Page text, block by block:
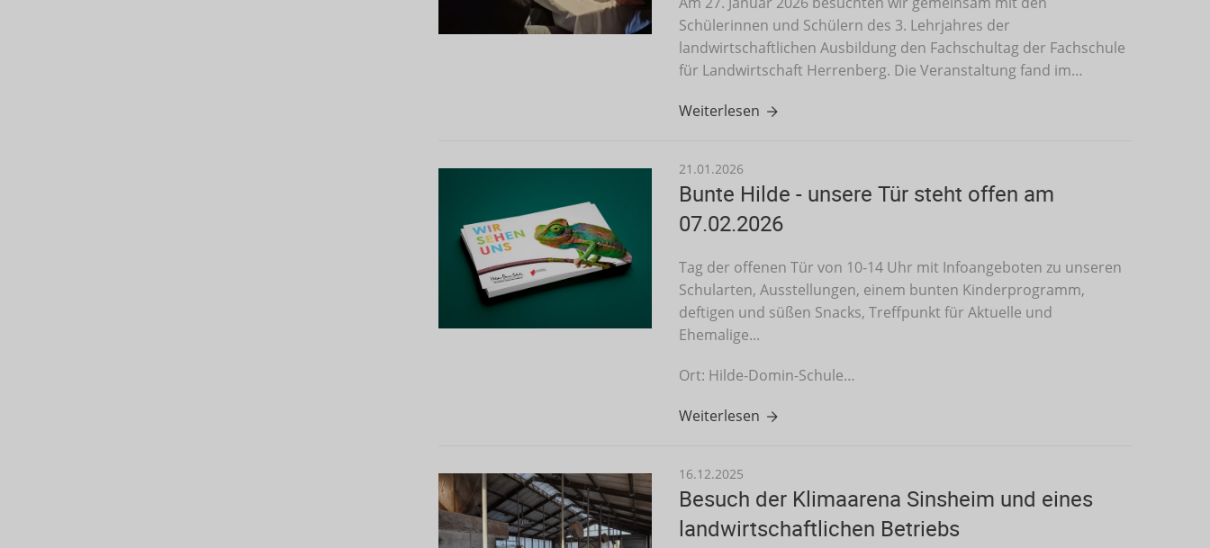
Schülerinnen und Schülern des 3. Lehrjahres der
landwirtschaftlichen Ausbildung den Fachschultag der Fachschule
für Landwirtschaft Herrenberg. Die Veranstaltung fand im…
Weiterlesen
21.01.2026
Bunte Hilde - unsere Tür steht offen am
07.02.2026
Tag der offenen Tür von 10-14 Uhr mit Infoangeboten zu unseren
Schularten, Ausstellungen, einem bunten Kinderprogramm,
deftigen und süßen Snacks, Treffpunkt für Aktuelle und
Ehemalige...
Ort: Hilde-Domin-Schule…
Weiterlesen
16.12.2025
Besuch der Klimaarena Sinsheim und eines
landwirtschaftlichen Betriebs